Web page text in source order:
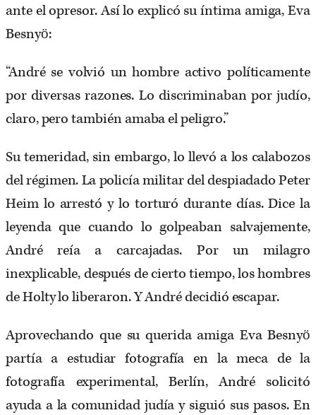
ante el opresor. Así lo explicó su íntima amiga, Eva
Besnyö:
“André se volvió un hombre activo políticamente
por diversas razones. Lo discriminaban por judío,
claro, pero también amaba el peligro.”
Su temeridad, sin embargo, lo llevó a los calabozos
del régimen. La policía militar del despiadado Peter
Heim lo arrestó y lo torturó durante días. Dice la
leyenda que cuando lo golpeaban salvajemente,
André reía a carcajadas. Por un milagro
inexplicable, después de cierto tiempo, los hombres
de Holty lo liberaron. Y André decidió escapar.
Aprovechando que su querida amiga Eva Besnyö
partía a estudiar fotografía en la meca de la
fotografía experimental, Berlín, André solicitó
ayuda a la comunidad judía y siguió sus pasos. En